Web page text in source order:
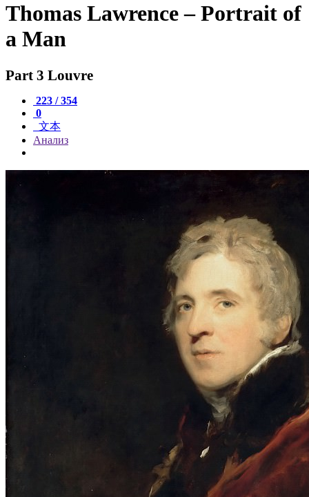
Thomas Lawrence – Portrait of
a Man
Part 3 Louvre
223 / 354
0
文本
Анализ